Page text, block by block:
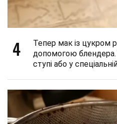
4
Тепер мак із цукром
допомогою
ступі або у